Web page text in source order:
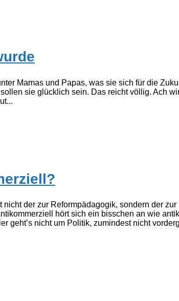
Mamas und Papas, was sie sich für die
sie glücklich sein. Das reicht völlig. Ach
der zur Reformpädagogik, sondern der
hört sich ein bisschen an wie
geht’s nicht um Politik, zumindest nicht